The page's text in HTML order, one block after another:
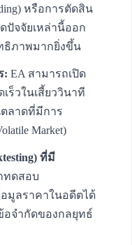
หรือการตัดสิน
ปัจจัยเหล่านี้ออก
ธิภาพมากยิ่งขึ้น
: EA สามารถเปิด
ร็วในเสี้ยววินาที
ลาดที่มีการ
Market)
ที่มี
ทดสอบ
มูลราคาในอดีตได้
อจำกัดของกลยุทธ์